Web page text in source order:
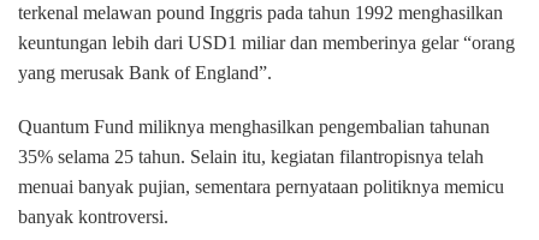
terkenal melawan pound Inggris pada tahun 1992 menghasilkan
keuntungan lebih dari USD1 miliar dan memberinya gelar “orang
yang merusak Bank of England”.
Quantum Fund miliknya menghasilkan pengembalian tahunan
35% selama 25 tahun. Selain itu, kegiatan filantropisnya telah
menuai banyak pujian, sementara pernyataan politiknya memicu
banyak kontroversi.